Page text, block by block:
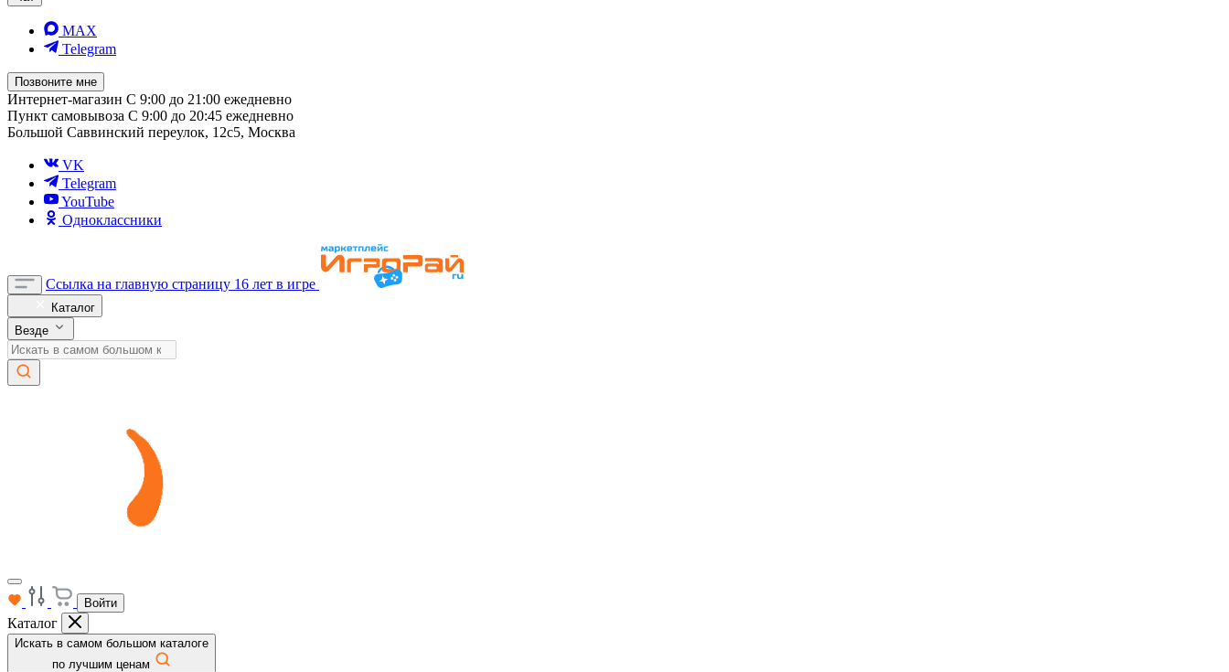
MAX
Telegram
Позвоните мне
Интернет-магазин С 9:00 до 21:00 ежедневно
Пункт самовывоза С 9:00 до 20:45 ежедневно
Большой Саввинский переулок, 12с5, Москва
VK
Telegram
YouTube
Одноклассники
Ссылка на главную страницу 16 лет в игре
Каталог
Везде
Войти
Каталог
Искать в самом большом каталоге
по лучшим ценам